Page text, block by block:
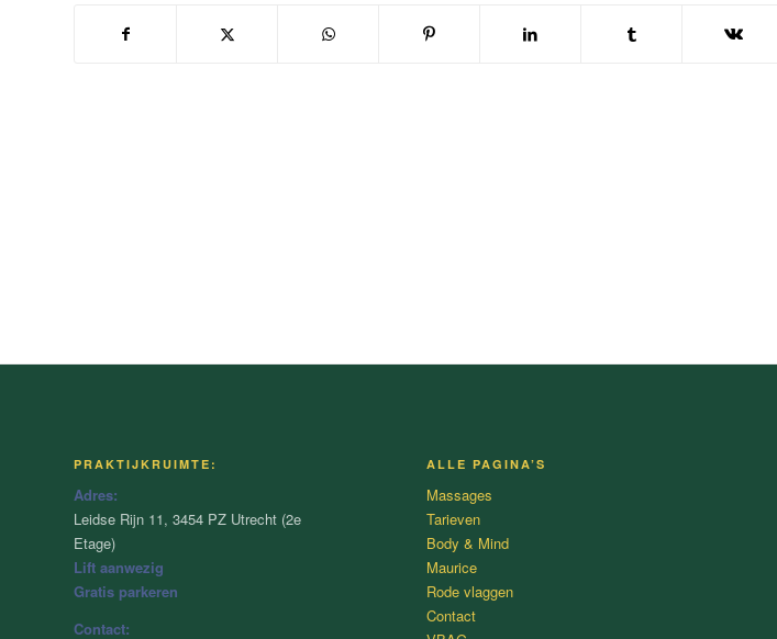
PRAKTIJKRUIMTE:
Adres:
Leidse Rijn 11, 3454 PZ Utrecht (2e
Etage)
Lift aanwezig
Gratis parkeren
Contact:
ALLE PAGINA’S
Massages
Tarieven
Body & Mind
Maurice
Rode vlaggen
Contact